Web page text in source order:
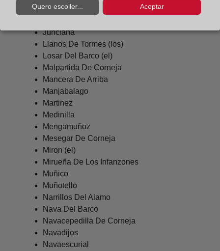
Hoyos Del Espino
Junciana
Llanos De Tormes (los)
Losar Del Barco (el)
Malpartida De Corneja
Mancera De Arriba
Manjabalago
Martinez
Medinilla
Mengamuñoz
Mesegar De Corneja
Miron (el)
Mirueña De Los Infanzones
Muñico
Muñotello
Narrillos Del Alamo
Nava Del Barco
Navacepedilla De Corneja
Navadijos
Navaescurial
Quero escoller... Aceptar